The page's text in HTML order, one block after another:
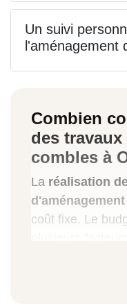
Un suivi
l'aménagement
Combien
des
combles à
La réalisation
coût fixe. Le